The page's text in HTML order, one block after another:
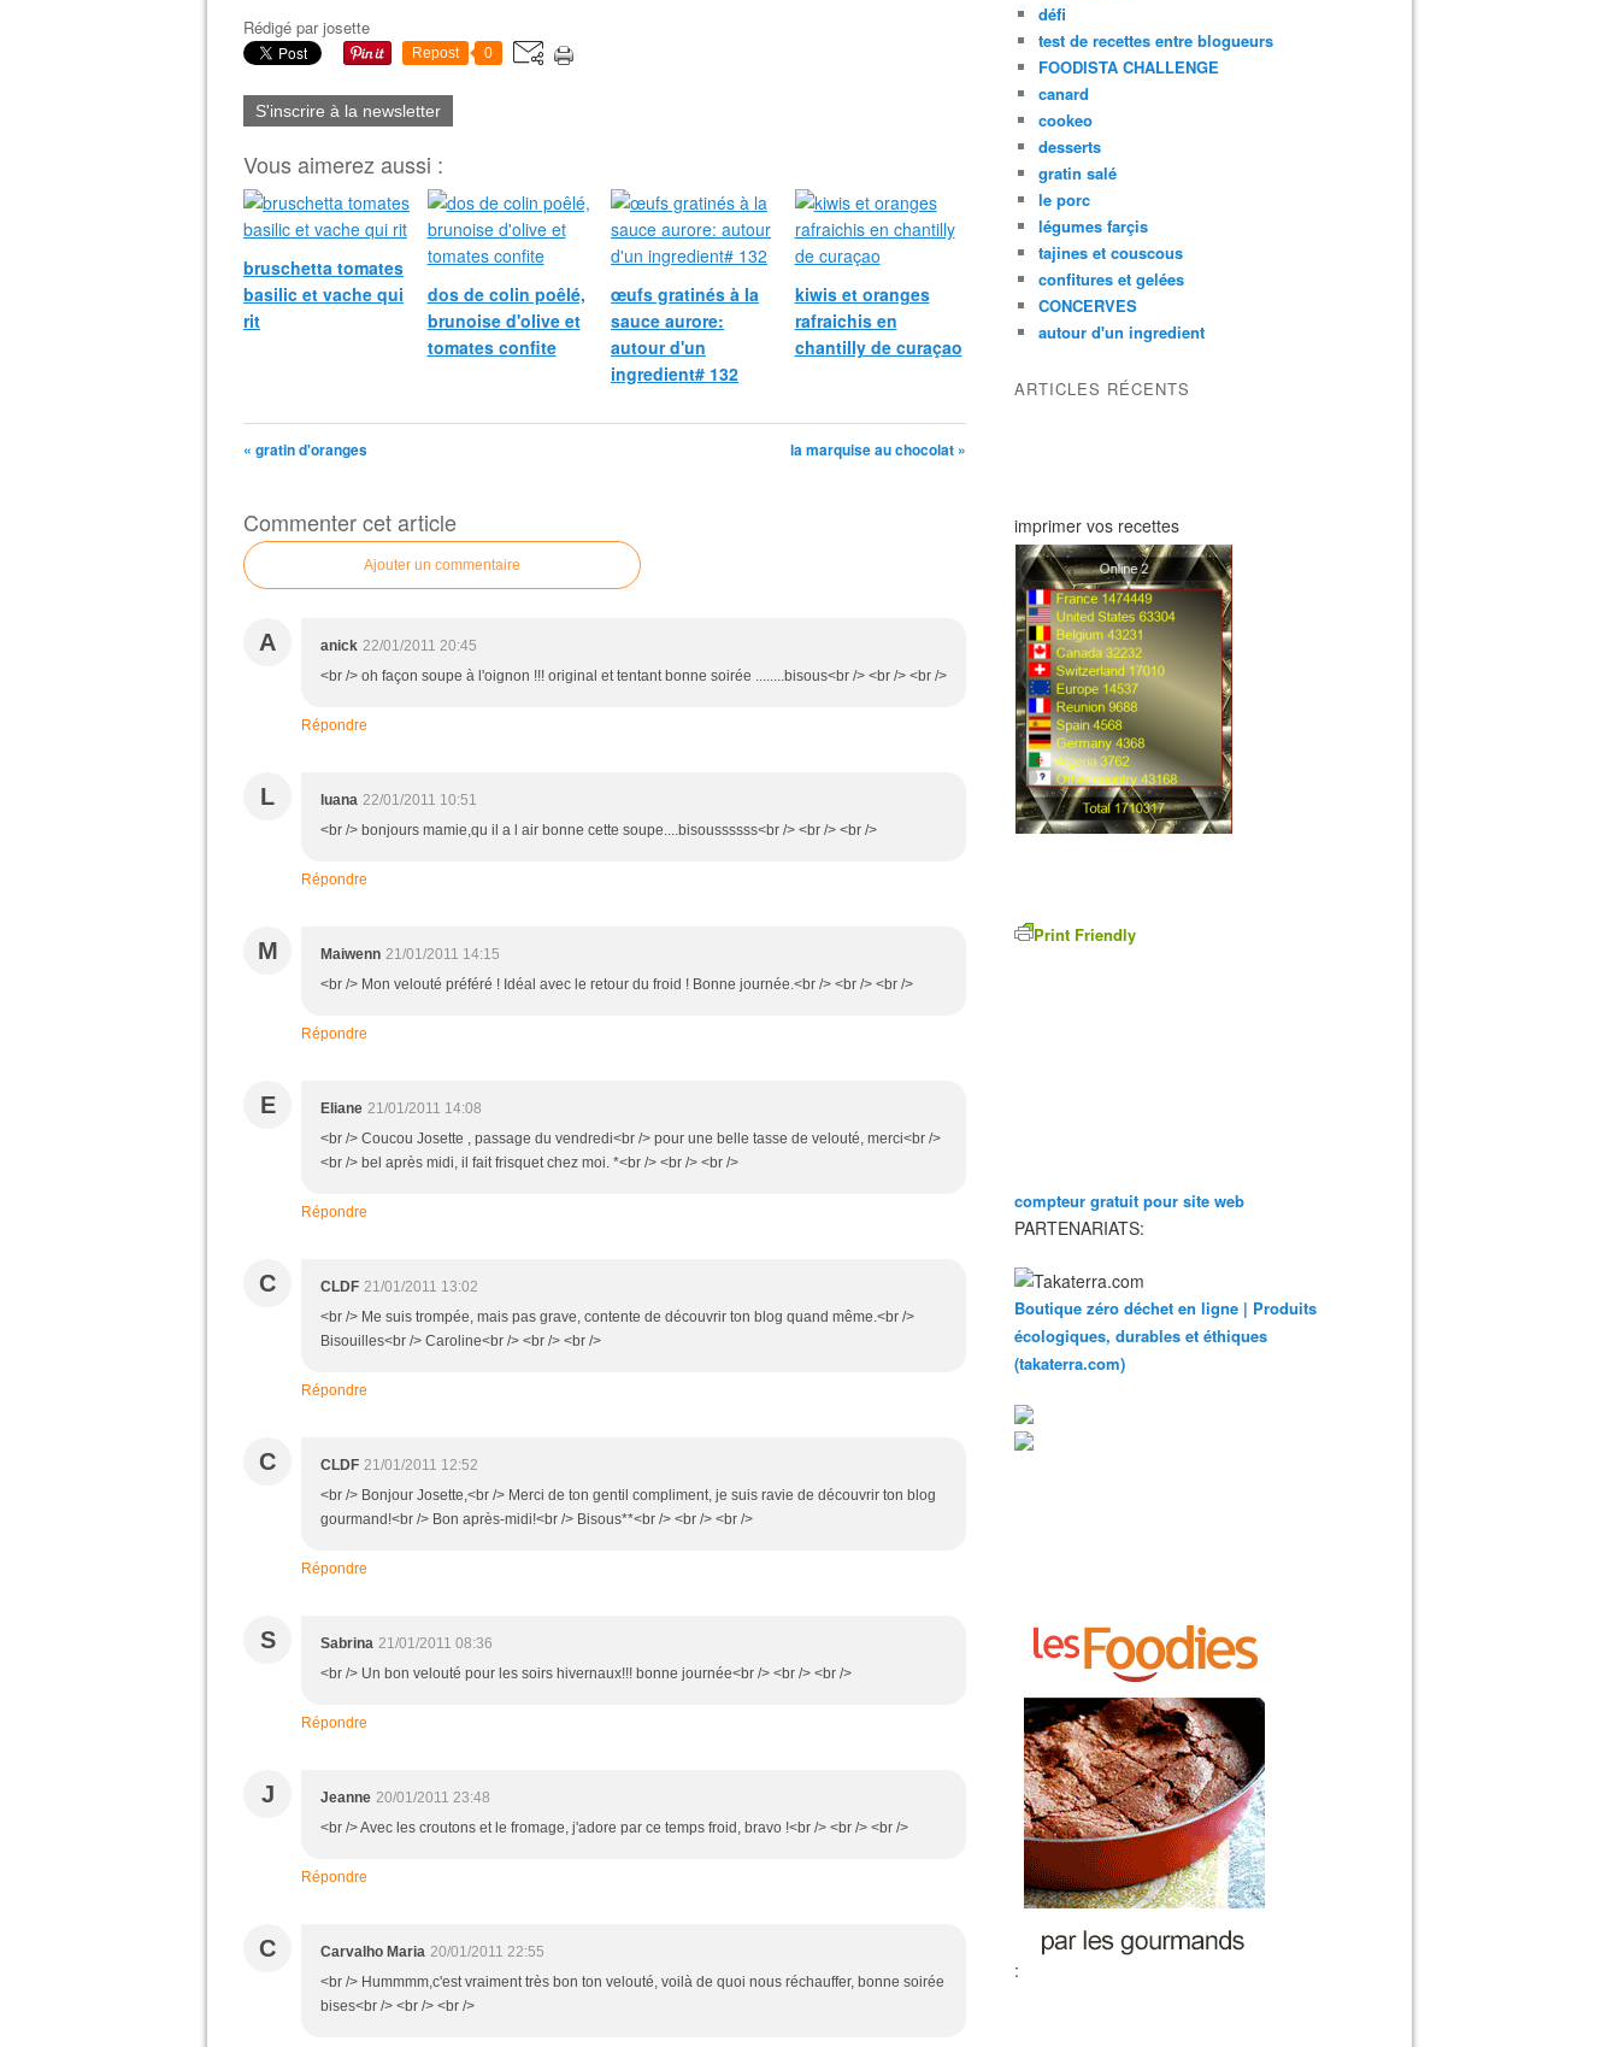
Rédigé parjosette
Repost 0
S'inscrire à la newsletter
Vous aimerez aussi :
bruschetta tomates
basilic et vache qui
rit
dos de colin poêlé,
brunoise d'olive et
tomates confite
œufs gratinés à la
sauce aurore:
autour d'un
ingredient# 132
kiwis et oranges
rafraichis en
chantilly de curaçao
« gratin d'oranges la marquise au chocolat »
Commenter cet article
Ajouter un commentaire
A anick 22/01/2011 20:45
<br /> oh façon soupe à l'oignon !!! original et tentant bonne soirée ........bisous<br /> <br /> <br />
Répondre
L luana 22/01/2011 10:51
<br /> bonjours mamie,qu il a l air bonne cette soupe....bisoussssss<br /> <br /> <br />
Répondre
M Maiwenn 21/01/2011 14:15
<br /> Mon velouté préféré ! Idéal avec le retour du froid ! Bonne journée.<br /> <br /> <br />
Répondre
E Eliane 21/01/2011 14:08
<br /> Coucou Josette , passage du vendredi<br /> pour une belle tasse de velouté, merci<br />
<br /> bel après midi, il fait frisquet chez moi. *<br /> <br /> <br />
Répondre
C CLDF 21/01/2011 13:02
<br /> Me suis trompée, mais pas grave, contente de découvrir ton blog quand même.<br />
Bisouilles<br /> Caroline<br /> <br /> <br />
Répondre
C CLDF 21/01/2011 12:52
<br /> Bonjour Josette,<br /> Merci de ton gentil compliment, je suis ravie de découvrir ton blog
gourmand!<br /> Bon après-midi!<br /> Bisous**<br /> <br /> <br />
Répondre
S Sabrina 21/01/2011 08:36
<br /> Un bon velouté pour les soirs hivernaux!!! bonne journée<br /> <br /> <br />
Répondre
J Jeanne 20/01/2011 23:48
<br /> Avec les croutons et le fromage, j'adore par ce temps froid, bravo !<br /> <br /> <br />
Répondre
C Carvalho Maria 20/01/2011 22:55
<br /> Hummmm,c'est vraiment très bon ton velouté, voilà de quoi nous réchauffer, bonne soirée
bises<br /> <br /> <br />
défi
test de recettes entre blogueurs
FOODISTA CHALLENGE
canard
cookeo
desserts
gratin salé
le porc
légumes farçis
tajines et couscous
confitures et gelées
CONCERVES
autour d'un ingredient
ARTICLES RÉCENTS
imprimer vos recettes
Print Friendly
compteur gratuit pour site web
PARTENARIATS:
Boutique zéro déchet en ligne | Produits
écologiques, durables et éthiques
(takaterra.com)
: